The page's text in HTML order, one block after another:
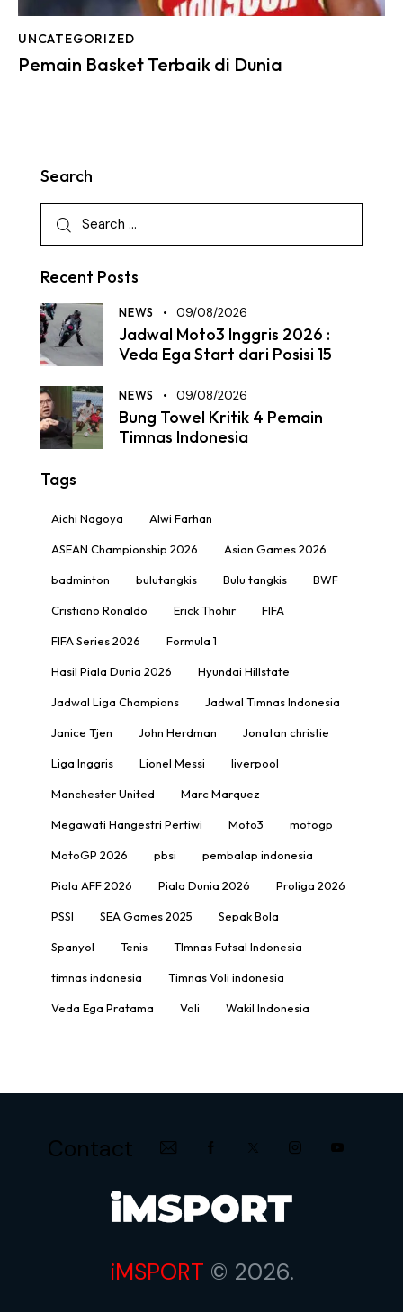
UNCATEGORIZED
Pemain Basket Terbaik di Dunia
Search
Recent Posts
NEWS 09/08/2026
Jadwal Moto3 Inggris 2026 :
Veda Ega Start dari Posisi 15
NEWS 09/08/2026
Bung Towel Kritik 4 Pemain
Timnas Indonesia
Tags
Aichi Nagoya Alwi Farhan
ASEAN Championship 2026 Asian Games 2026
badminton bulutangkis Bulu tangkis BWF
Cristiano Ronaldo Erick Thohir FIFA
FIFA Series 2026 Formula 1
Hasil Piala Dunia 2026 Hyundai Hillstate
Jadwal Liga Champions Jadwal Timnas Indonesia
Janice Tjen John Herdman Jonatan christie
Liga Inggris Lionel Messi liverpool
Manchester United Marc Marquez
Megawati Hangestri Pertiwi Moto3 motogp
MotoGP 2026 pbsi pembalap indonesia
Piala AFF 2026 Piala Dunia 2026 Proliga 2026
PSSI SEA Games 2025 Sepak Bola
Spanyol Tenis TImnas Futsal Indonesia
timnas indonesia Timnas Voli indonesia
Veda Ega Pratama Voli Wakil Indonesia
iMSPORT © 2026.
Contact